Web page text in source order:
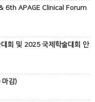
6th APAGE Clinical Forum
회 및 2025 국제학술대회 안
감)